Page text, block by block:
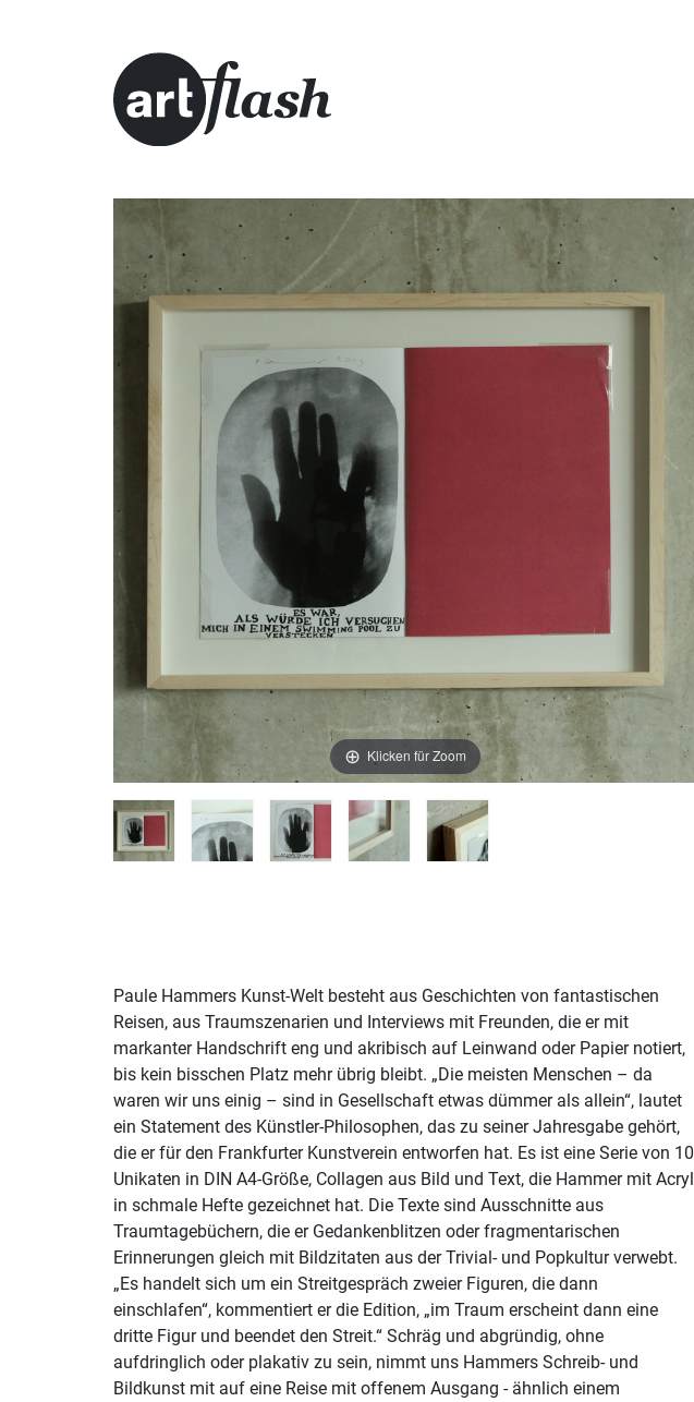
Klicken für Zoom
Paule Hammers Kunst-Welt besteht aus Geschichten von fantastischen
Reisen, aus Traumszenarien und Interviews mit Freunden, die er mit
markanter Handschrift eng und akribisch auf Leinwand oder Papier notiert,
bis kein bisschen Platz mehr übrig bleibt. „Die meisten Menschen – da
waren wir uns einig – sind in Gesellschaft etwas dümmer als allein“, lautet
ein Statement des Künstler-Philosophen, das zu seiner Jahresgabe gehört,
die er für den Frankfurter Kunstverein entworfen hat. Es ist eine Serie von 10
Unikaten in DIN A4-Größe, Collagen aus Bild und Text, die Hammer mit Acryl
in schmale Hefte gezeichnet hat. Die Texte sind Ausschnitte aus
Traumtagebüchern, die er Gedankenblitzen oder fragmentarischen
Erinnerungen gleich mit Bildzitaten aus der Trivial- und Popkultur verwebt.
„Es handelt sich um ein Streitgespräch zweier Figuren, die dann
einschlafen“, kommentiert er die Edition, „im Traum erscheint dann eine
dritte Figur und beendet den Streit.“ Schräg und abgründig, ohne
aufdringlich oder plakativ zu sein, nimmt uns Hammers Schreib- und
Bildkunst mit auf eine Reise mit offenem Ausgang - ähnlich einem